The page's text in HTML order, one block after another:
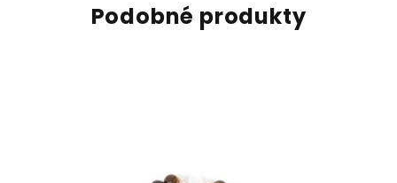
Podobné produkty